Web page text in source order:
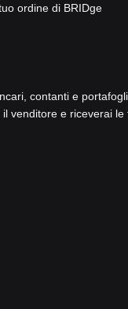
ordine di BRIDge
contanti e portafogli
venditore e riceverai le